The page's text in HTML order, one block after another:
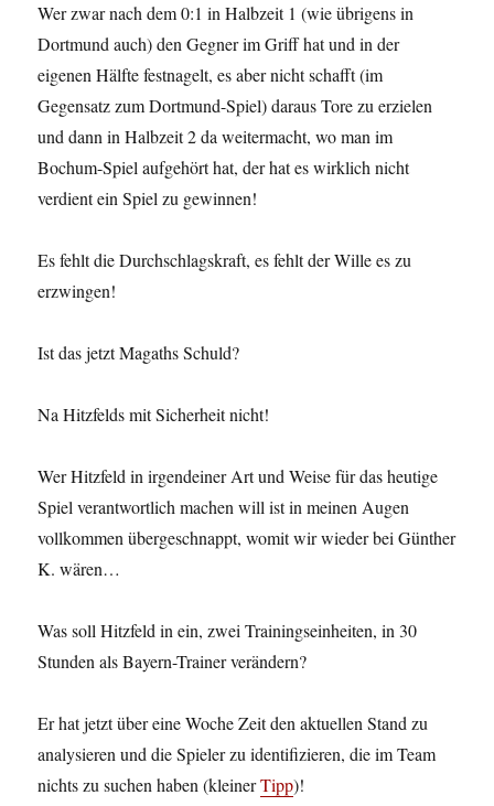
Wer zwar nach dem 0:1 in Halbzeit 1 (wie übrigens in
Dortmund auch) den Gegner im Griff hat und in der
eigenen Hälfte festnagelt, es aber nicht schafft (im
Gegensatz zum Dortmund-Spiel) daraus Tore zu erzielen
und dann in Halbzeit 2 da weitermacht, wo man im
Bochum-Spiel aufgehört hat, der hat es wirklich nicht
verdient ein Spiel zu gewinnen!
Es fehlt die Durchschlagskraft, es fehlt der Wille es zu
erzwingen!
Ist das jetzt Magaths Schuld?
Na Hitzfelds mit Sicherheit nicht!
Wer Hitzfeld in irgendeiner Art und Weise für das heutige
Spiel verantwortlich machen will ist in meinen Augen
vollkommen übergeschnappt, womit wir wieder bei Günther
K. wären…
Was soll Hitzfeld in ein, zwei Trainingseinheiten, in 30
Stunden als Bayern-Trainer verändern?
Er hat jetzt über eine Woche Zeit den aktuellen Stand zu
analysieren und die Spieler zu identifizieren, die im Team
nichts zu suchen haben (kleinerTipp)!